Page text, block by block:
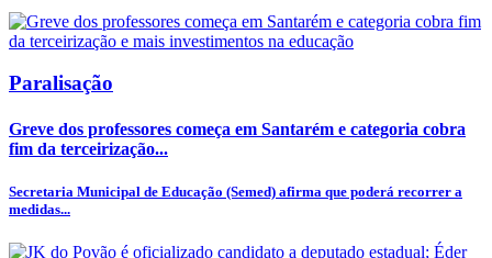
Paralisação
Greve dos professores começa em Santarém e categoria cobra
fim da terceirização...
Secretaria Municipal de Educação (Semed) afirma que poderá recorrer a
medidas...